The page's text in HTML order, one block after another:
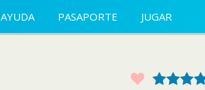
AYUDA PASAPORTE JUGAR
Favorito3
2
1